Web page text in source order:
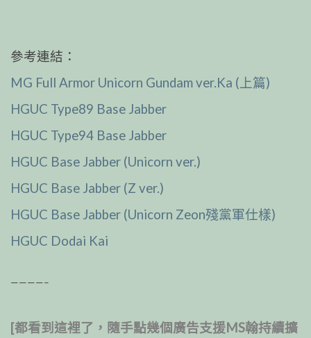
參考連結：
MG Full Armor Unicorn Gundam ver.Ka (上篇)
HGUC Type89 Base Jabber
HGUC Type94 Base Jabber
HGUC Base Jabber (Unicorn ver.)
HGUC Base Jabber (Z ver.)
HGUC Base Jabber (Unicorn Zeon殘黨軍仕樣)
HGUC Dodai Kai
————–
[都看到這裡了，隨手點幾個廣告支援MS翰持續擴